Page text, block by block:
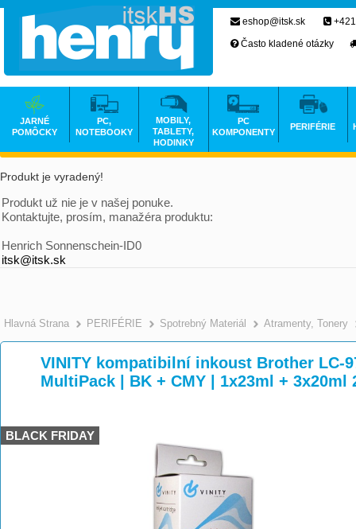
Produkt je vyradený!
Produkt už nie je v našej ponuke.
Kontaktujte, prosím, manažéra produktu:
Henrich Sonnenschein-ID0
itsk@itsk.sk
Hlavná Strana >
PERIFÉRIE >
Spotrebný Materiál >
Atramenty, Tonery
VINITY kompatibilní inkoust Brother LC-
MultiPack | BK + CMY | 1x23ml + 3x20ml
BLACK FRIDAY
eshop@itsk.sk
Často kladené otázky
JARNÉ
POMÔCKY
PC,
NOTEBOOKY
MOBILY,
TABLETY,
HODINKY
PC
KOMPONENTY
PERIFÉRIE